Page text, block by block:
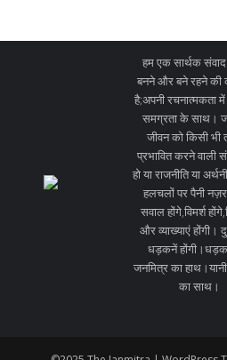
हम एक सार्थक
बनने और बने रहने की
है;अपनी रचनात्मकता
समग्रता के साथ।
जीवन को किसी भी
प्रभावित करने वाली
हो या राजनीति या
हलचलों पर पैनी नज़र
सवाल होंगे,विमर्श
और व्याख्याएं होंगी।
धड़कनें
जनमित्र का
का साथ।